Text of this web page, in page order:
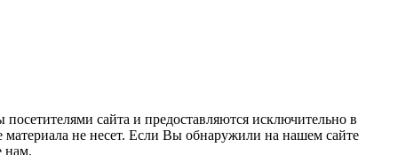
сайта и предоставляются исключительно в
материала не несет. Если Вы обнаружили на нашем сайте
нам.